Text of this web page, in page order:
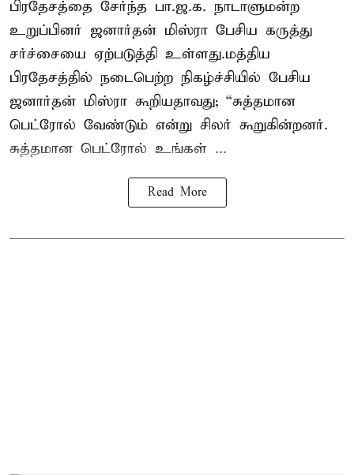
பிரதேசத்தை சேர்ந்த பா.ஜ.க. நாடாளுமன்ற
உறுப்பினர் ஜனார்தன் மிஸ்ரா பேசிய கருத்து
சர்ச்சையை ஏற்படுத்தி உள்ளது.மத்திய
பிரதேசத்தில் நடைபெற்ற நிகழ்ச்சியில் பேசிய
ஜனார்தன் மிஸ்ரா கூறியதாவது; “சுத்தமான
பெட்ரோல் வேண்டும் என்று சிலர் கூறுகின்றனர்.
சுத்தமான பெட்ரோல் உங்கள் ...
Read More